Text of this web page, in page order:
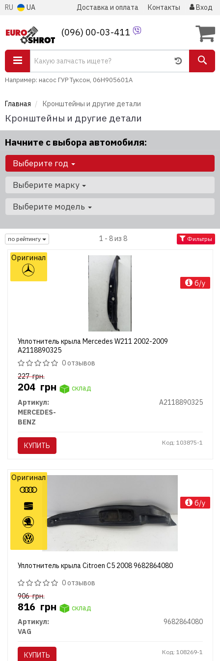
RU UA Доставка и оплата Контакты Вход
(096) 00-03-411
Например: насос ГУР Туксон, 06H905601A
Главная Кронштейны и другие детали
Кронштейны и другие детали
Начните с выбора автомобиля:
Выберите год
Выберите марку
Выберите модель
по рейтингу 1 - 8 из 8 Фильтры
Уплотнитель крыла Mercedes W211 2002-2009
A2118890325
0 отзывов
227грн.
204 грн
склад
Артикул:
A2118890325
MERCEDES-
BENZ
КУПИТЬ Код: 103875-1
Оригинал
б/у
Уплотнитель крыла Citroen C5 2008 9682864080
0 отзывов
906грн.
816 грн
склад
Артикул:
9682864080
VAG
КУПИТЬ Код: 108269-1
Оригинал
б/у